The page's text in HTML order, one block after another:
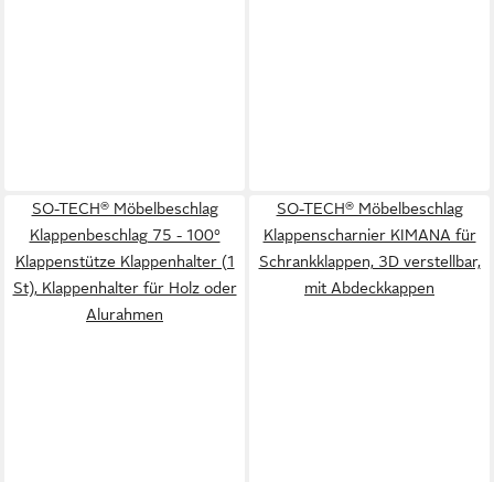
SO-TECH® Möbelbeschlag
Klappenbeschlag 75 - 100°
Klappenstütze Klappenhalter (1
St), Klappenhalter für Holz oder
Alurahmen
SO-TECH® Möbelbeschlag
Klappenscharnier KIMANA für
Schrankklappen, 3D verstellbar,
mit Abdeckkappen